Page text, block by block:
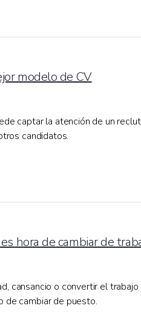
modelo de CV
captar la atención de un
candidatos.
hora de cambiar de
cansancio o convertir el
de cambiar de puesto.